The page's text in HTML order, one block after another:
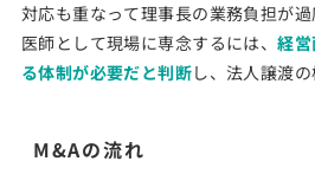
対応も重なって理事長の業務負担が
医師として現場に専念するには、経
る体制が必要だと判断し、法人譲渡
M&Aの流れ